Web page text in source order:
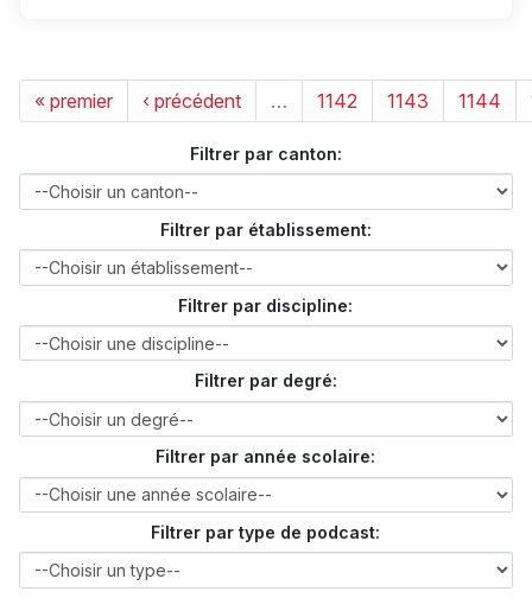
« premier ‹ précédent … 1142 1143 1144
Filtrer par canton:
Filtrer par établissement:
Filtrer par discipline:
Filtrer par degré:
Filtrer par année scolaire:
Filtrer par type de podcast: